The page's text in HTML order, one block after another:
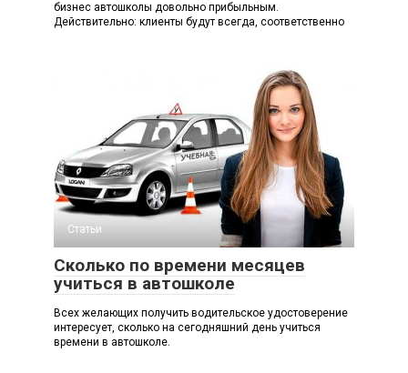
бизнес автошколы довольно прибыльным.
Действительно: клиенты будут всегда, соответственно
Статьи
Сколько по времени месяцев
учиться в автошколе
Всех желающих получить водительское удостоверение
интересует, сколько на сегодняшний день учиться
времени в автошколе.